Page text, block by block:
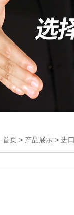
首页 > 产品展示 > 进